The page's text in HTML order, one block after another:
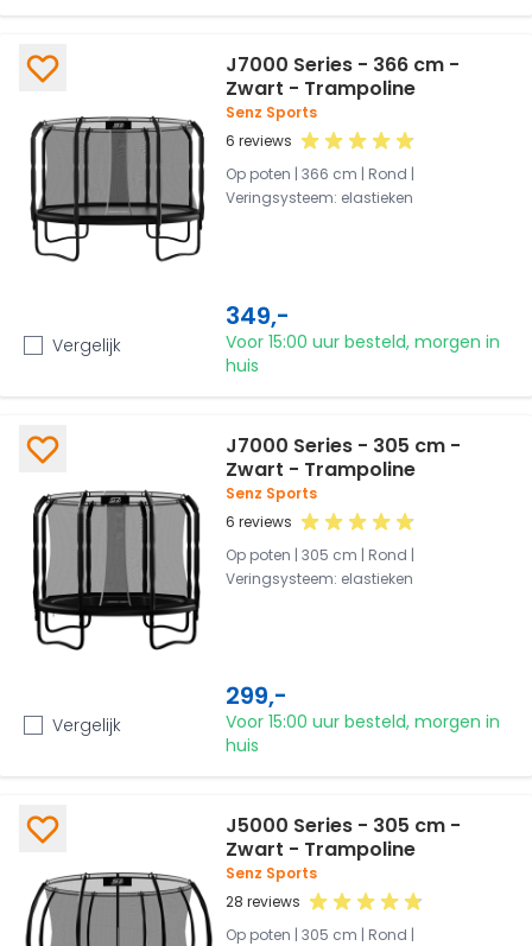
6 reviews
J7000 Series - 366 cm -
Zwart - Trampoline
Senz Sports
Op poten | 366 cm | Rond |
Veringsysteem: elastieken
349,-
Voor 15:00 uur besteld, morgen in
huis
Vergelijk
6 reviews
J7000 Series - 305 cm -
Zwart - Trampoline
Senz Sports
Op poten | 305 cm | Rond |
Veringsysteem: elastieken
299,-
Voor 15:00 uur besteld, morgen in
huis
Vergelijk
28 reviews
J5000 Series - 305 cm -
Zwart - Trampoline
Senz Sports
Op poten | 305 cm | Rond |